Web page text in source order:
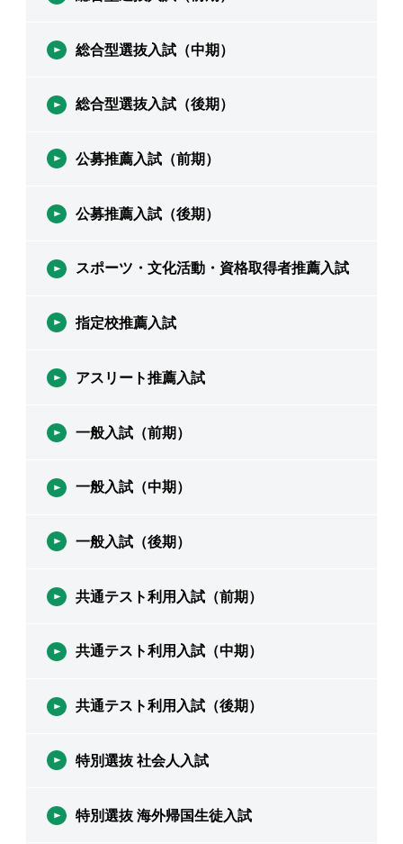
総合型選抜入試（中期）
総合型選抜入試（後期）
公募推薦入試（前期）
公募推薦入試（後期）
スポーツ・文化活動・資格取得者推薦入試
指定校推薦入試
アスリート推薦入試
一般入試（前期）
一般入試（中期）
一般入試（後期）
共通テスト利用入試（前期）
共通テスト利用入試（中期）
共通テスト利用入試（後期）
特別選抜 社会人入試
特別選抜 海外帰国生徒入試